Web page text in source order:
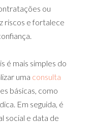
ou
riscos e fortalece
é mais simples do
uma consulta
básicas, como
Em seguida, é
social e data de